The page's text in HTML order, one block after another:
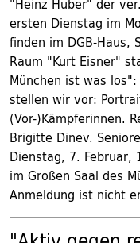
ersten Dienstag im
finden im DGB-Haus,
Raum "Kurt Eisner"
München ist was
stellen wir vor:
(Vor-)Kämpferinnen.
Brigitte Dinev.
Dienstag, 7. Februar,
im Großen Saal des
Anmeldung ist nicht